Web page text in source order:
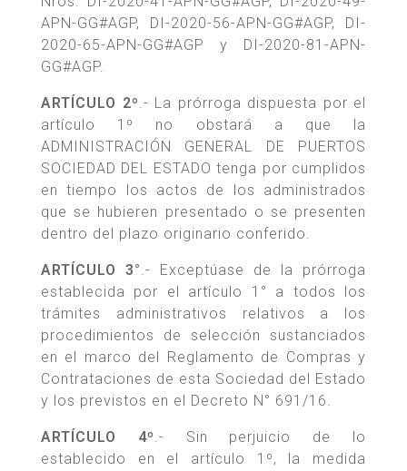
APN-GG#AGP, DI-2020-56-APN-GG#AGP, DI-
2020-65-APN-GG#AGP y DI-2020-81-APN-
GG#AGP.
ARTÍCULO 2º.- La prórroga dispuesta por el
artículo 1º no obstará a que la
ADMINISTRACIÓN GENERAL DE PUERTOS
SOCIEDAD DEL ESTADO tenga por cumplidos
en tiempo los actos de los administrados
que se hubieren presentado o se presenten
dentro del plazo originario conferido.
ARTÍCULO 3°.- Exceptúase de la prórroga
establecida por el artículo 1° a todos los
trámites administrativos relativos a los
procedimientos de selección sustanciados
en el marco del Reglamento de Compras y
Contrataciones de esta Sociedad del Estado
y los previstos en el Decreto N° 691/16.
ARTÍCULO 4º.- Sin perjuicio de lo
establecido en el artículo 1º, la medida